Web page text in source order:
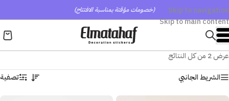
Skip to navigation
Skip to main content
(خصومات مؤقتة بمناسبة الافتتاح)
عرض ⁦2⁩ من كل النتائج
الشريط الجانبي
تصفية